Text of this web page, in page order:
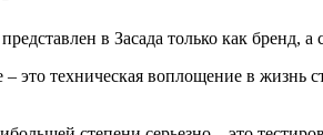
в Засада только как бренд, а
это техническая воплощение в